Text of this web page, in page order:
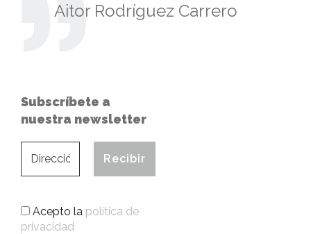
Aitor Rodríguez Carrero
Subscríbete a
nuestra newsletter
Acepto la política de
privacidad